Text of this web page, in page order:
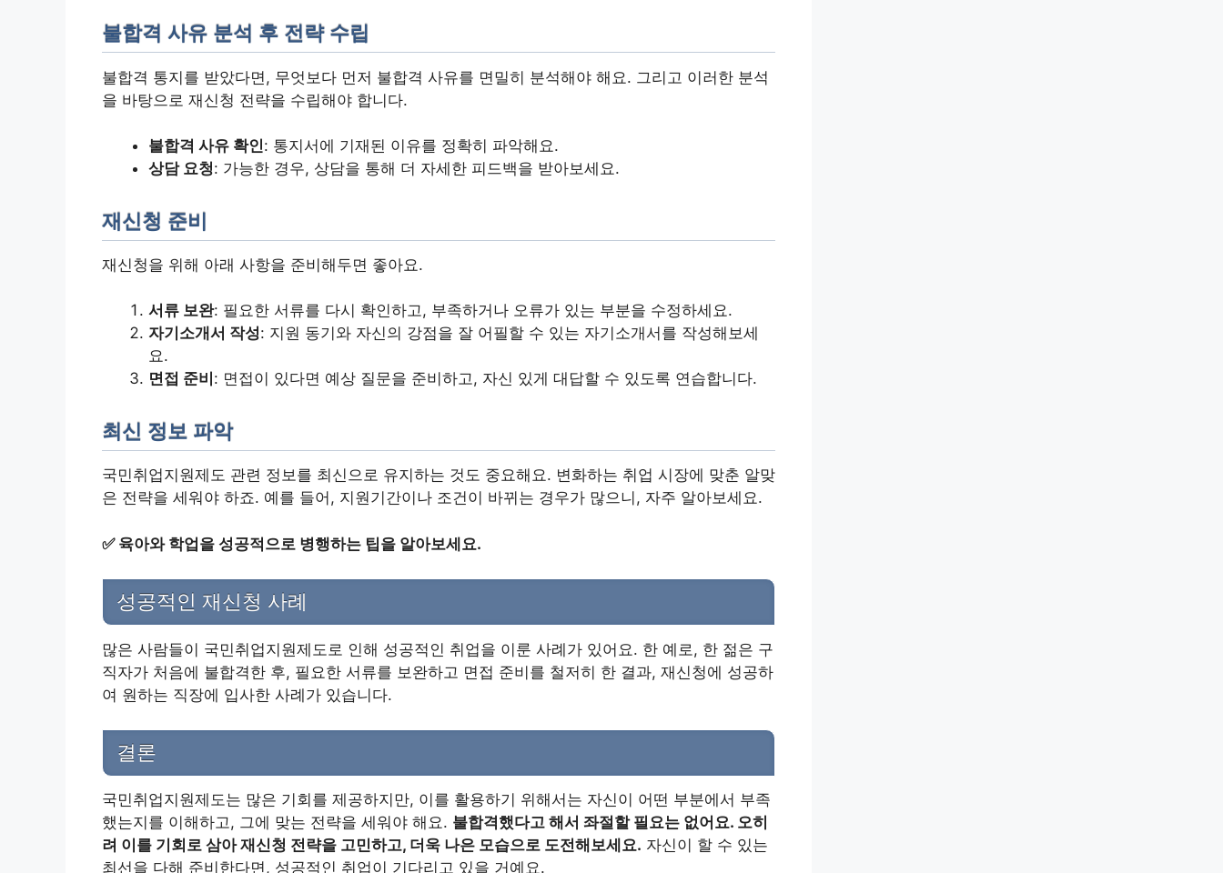
불합격 사유 분석 후 전략 수립
불합격 통지를 받았다면, 무엇보다 먼저 불합격 사유를 면밀히 분석해야 해요. 그리고 이러한 분석
을 바탕으로 재신청 전략을 수립해야 합니다.
불합격 사유 확인: 통지서에 기재된 이유를 정확히 파악해요.
상담 요청: 가능한 경우, 상담을 통해 더 자세한 피드백을 받아보세요.
재신청 준비
재신청을 위해 아래 사항을 준비해두면 좋아요.
서류 보완: 필요한 서류를 다시 확인하고, 부족하거나 오류가 있는 부분을 수정하세요.
자기소개서 작성: 지원 동기와 자신의 강점을 잘 어필할 수 있는 자기소개서를 작성해보세
요.
면접 준비 : 면접이 있다면 예상 질문을 준비하고, 자신 있게 대답할 수 있도록 연습합니다.
최신 정보 파악
국민취업지원제도 관련 정보를 최신으로 유지하는 것도 중요해요. 변화하는 취업 시장에 맞춘 알맞
은 전략을 세워야 하죠. 예를 들어, 지원기간이나 조건이 바뀌는 경우가 많으니, 자주 알아보세요.
✅ 육아와 학업을 성공적으로 병행하는 팁을 알아보세요.
성공적인 재신청 사례
많은 사람들이 국민취업지원제도로 인해 성공적인 취업을 이룬 사례가 있어요. 한 예로, 한 젊은 구
직자가 처음에 불합격한 후, 필요한 서류를 보완하고 면접 준비를 철저히 한 결과, 재신청에 성공하
여 원하는 직장에 입사한 사례가 있습니다.
결론
국민취업지원제도는 많은 기회를 제공하지만, 이를 활용하기 위해서는 자신이 어떤 부분에서 부족
했는지를 이해하고, 그에 맞는 전략을 세워야 해요. 불합격했다고 해서 좌절할 필요는 없어요. 오히
려 이를 기회로 삼아 재신청 전략을 고민하고, 더욱 나은 모습으로 도전해보세요. 자신이 할 수 있는
최선을 다해 준비한다면, 성공적인 취업이 기다리고 있을 거예요.